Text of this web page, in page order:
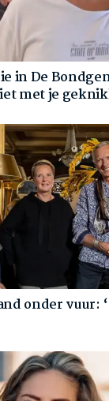
in De
met je
onder vuur: